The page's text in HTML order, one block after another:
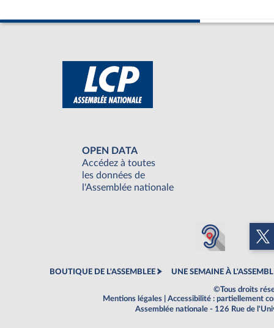
OPEN DATA
Accédez à toutes
les données de
l'Assemblée nationale
BOUTIQUE DE L'ASSEMBLEE UNE SEMAINE À
©Tous droits
Mentions légales
Accessibilité : partiellement
Assemblée nationale - 126 Rue de